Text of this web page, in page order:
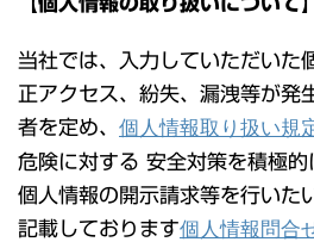
当社では、入力していただいた
正アクセス、紛失、漏洩等が発
者を定め、 個人情報取り扱い規
危険に対する 安全対策を積極的
個人情報の開示請求等を行いた
記載しております個人情報問合